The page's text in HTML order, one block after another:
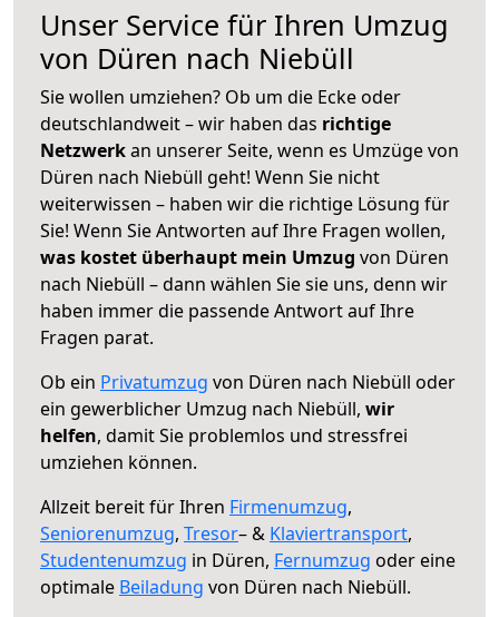
Unser Service für Ihren Umzug
von Düren nach Niebüll
Sie wollen umziehen? Ob um die Ecke oder
deutschlandweit – wir haben das richtige
Netzwerkan unserer Seite, wenn es Umzüge von
Düren nach Niebüll geht! Wenn Sie nicht
weiterwissen – haben wir die richtige Lösung für
Sie! Wenn Sie Antworten auf Ihre Fragen wollen,
was kostet überhaupt mein Umzug von Düren
nach Niebüll – dann wählen Sie sie uns, denn wir
haben immer die passende Antwort auf Ihre
Fragen parat.
Ob ein Privatumzug von Düren nach Niebüll oder
ein gewerblicher Umzug nach Niebüll, wir
helfen, damit Sie problemlos und stressfrei
umziehen können.
Allzeit bereit für Ihren Firmenumzug,
Seniorenumzug, Tresor– & Klaviertransport,
Studentenumzug in Düren, Fernumzug oder eine
optimale Beiladung von Düren nach Niebüll.